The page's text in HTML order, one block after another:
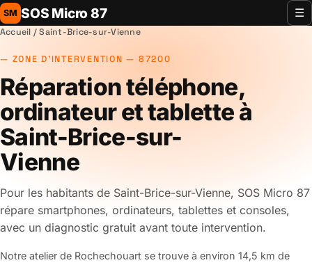
SM SOS Micro 87 ☰
Accueil / Saint-Brice-sur-Vienne
ZONE D'INTERVENTION — 87200
Réparation téléphone,
ordinateur et tablette à
Saint-Brice-sur-
Vienne
Pour les habitants de Saint-Brice-sur-Vienne, SOS Micro 87
répare smartphones, ordinateurs, tablettes et consoles,
avec un diagnostic gratuit avant toute intervention.
Notre atelier de Rochechouart se trouve à environ 14,5 km de